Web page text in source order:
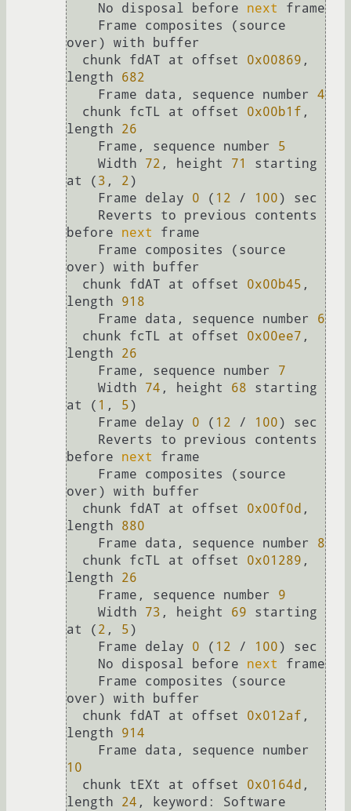
    No disposal before
next
frame
over) with buffer
  chunk fdAT at offset
0x00869 ,
length 682
    Frame data, sequence number
4
  chunk fcTL at offset
0x00b1f ,
length 26
    Frame, sequence number
5
    Width
72 , height 71
starting
at ( 3 , 2)
    Frame delay
0 ( 12 / 100) sec
before next
frame
over) with buffer
  chunk fdAT at offset
0x00b45 ,
length 918
    Frame data, sequence number
6
  chunk fcTL at offset
0x00ee7 ,
length 26
    Frame, sequence number
7
    Width
74 , height 68 starting
at ( 1 , 5)
    Frame delay
0 ( 12 / 100) sec
before next
frame
over) with buffer
  chunk fdAT at offset
0x00f0d ,
length 880
    Frame data, sequence number
8
  chunk fcTL at offset
0x01289 ,
length 26
    Frame, sequence number
9
    Width
73 , height 69 starting
at ( 2 , 5)
    Frame delay
0 ( 12 / 100) sec
    No disposal before
next
frame
over) with buffer
  chunk fdAT at offset
0x012af ,
length 914
10
  chunk tEXt at offset
0x0164d ,
length 24 , keyword: Software